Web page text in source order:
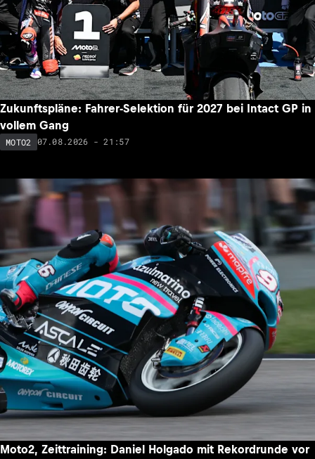
Zukunftspläne: Fahrer-Selektion für 2027 bei Intact GP in
vollem Gang
MOTO2 07.08.2026 - 21:57
Moto2, Zeittraining: Daniel Holgado mit Rekordrunde vor